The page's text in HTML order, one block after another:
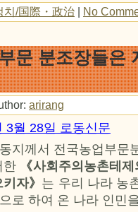
치/国際・政治 No
문 분조장들은
arirang
3월 28일 로동신문
지께서 전국농업부문
한《사회주의농촌테제
자》 는 우리 나라 농
로 하여 온 나라 인민